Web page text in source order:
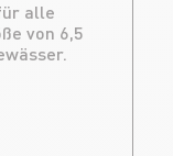
alle
von 6,5